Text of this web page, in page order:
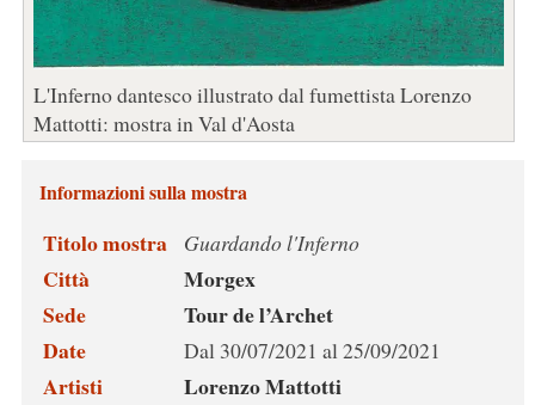
L'Inferno dantesco illustrato dal fumettista Lorenzo
Mattotti: mostra in Val d'Aosta
Informazioni sulla mostra
Titolo mostra Guardando l'Inferno
Città
Morgex
Sede
Tour de l’Archet
Date
Dal 30/07/2021 al 25/09/2021
Artisti Lorenzo Mattotti